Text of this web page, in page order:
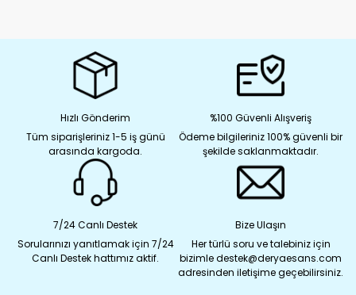
Hızlı Gönderim
Tüm siparişleriniz 1-5 iş günü
arasında kargoda.
%100 Güvenli Alışveriş
Ödeme bilgileriniz 100% güvenli bir
şekilde saklanmaktadır.
7/24 Canlı Destek
Sorularınızı yanıtlamak için 7/24
Canlı Destek hattımız aktif.
Bize Ulaşın
Her türlü soru ve talebiniz için
bizimle destek@deryaesans.com
adresinden iletişime geçebilirsiniz.